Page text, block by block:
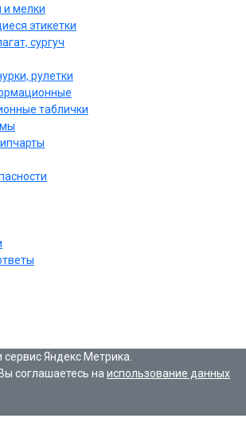
и мелки
этикетки
сургуч
рулетки
таблички
сервис Яндекс Метрика.
соглашаетесь наиспользование данных